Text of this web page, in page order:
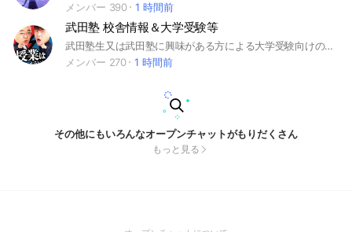
メンバー 390
1 時間前
武田塾 校舎情報＆大学受験等
武田塾生又は武田塾に興味がある方による大学受験向けのオープンチャットです。
メンバー 270
1 時間前
その他にもいろんなオープンチャットがもりだくさん
もっと見る